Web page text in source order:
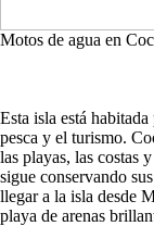
Motos de agua en
Esta isla está
pesca y el turismo.
las playas, las costas
sigue conservando
llegar a la isla desde
playa de arenas